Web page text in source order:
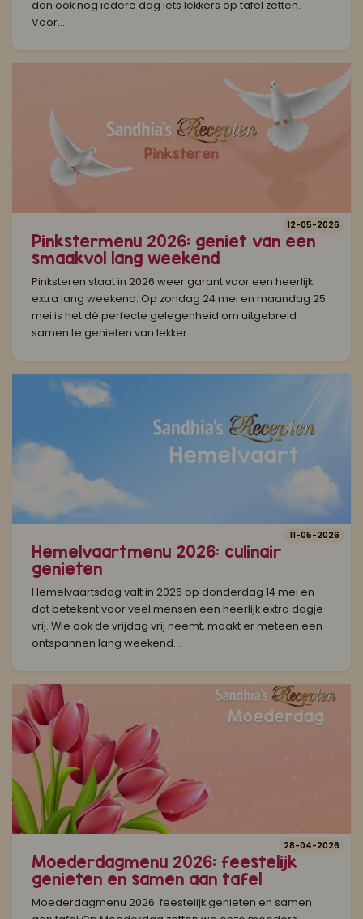
dan ook nog iedere dag iets lekkers op tafel zetten.
Voor...
Pinkstermenu 2026: geniet van een
smaakvol lang weekend
Pinksteren staat in 2026 weer garant voor een heerlijk
extra lang weekend. Op zondag 24 mei en maandag 25
mei is het dé perfecte gelegenheid om uitgebreid
samen te genieten van lekker...
12-05-2026
Hemelvaartmenu 2026: culinair
genieten
Hemelvaartsdag valt in 2026 op donderdag 14 mei en
dat betekent voor veel mensen een heerlijk extra dagje
vrij. Wie ook de vrijdag vrij neemt, maakt er meteen een
ontspannen lang weekend...
11-05-2026
Moederdagmenu 2026: feestelijk
genieten en samen aan tafel
Moederdagmenu 2026: feestelijk genieten en samen
28-04-2026